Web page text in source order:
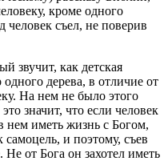
кроме одного
человек съел, не поверив
звучит, как детская
одного дерева, в отличие от
На нем не было этого
значит, что если человек
нем иметь жизнь с Богом,
и поэтому, съев
от Бога он захотел иметь